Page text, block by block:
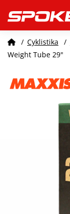
/ Cyklistika /
Weight Tube 29"